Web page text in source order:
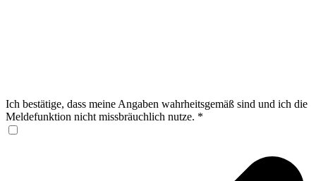
Ich bestätige, dass meine Angaben wahrheitsgemäß sind und ich die
Meldefunktion nicht missbräuchlich nutze. *